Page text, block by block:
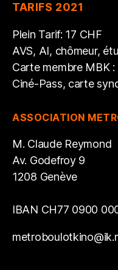
TARIFS 2021
Plein Tarif: 17 CHF
AVS, AI, chômeur,
Carte membre MBK :
Ciné-Pass, carte
ASSOCIATION
M. Claude Reymond
Av. Godefroy 9
1208 Genève
IBAN CH77 0900